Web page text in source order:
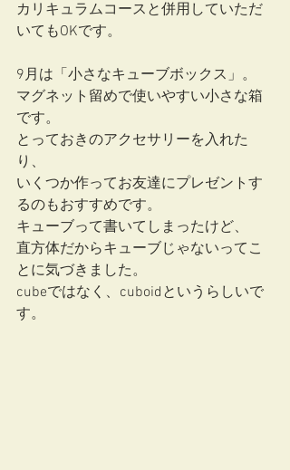
カリキュラムコースと併用していただ
いてもOKです。
9月は「小さなキューブボックス」。
マグネット留めで使いやすい小さな箱
です。
とっておきのアクセサリーを入れた
り、
いくつか作ってお友達にプレゼントす
るのもおすすめです。
キューブって書いてしまったけど、
直方体だからキューブじゃないってこ
とに気づきました。
cubeではなく、cuboidというらしいで
す。